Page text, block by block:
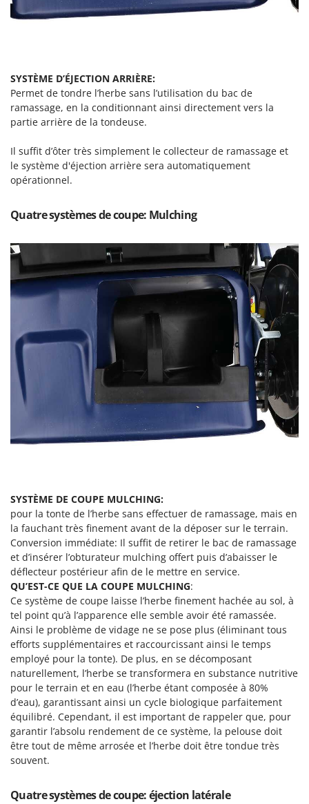
Stiga
T
Tecla
TecnoGen
Telwin
Tenco
Titania
Trev - Abrek - TecnoVIR
Trotec
U
Vesco
W
Waldner
Weber
WIDU
Wiper EcoRobot
Wolf Garten
Wortex
Worx
Y Yard Force
Z
Zanon
Zephir
ZGrills
Zodiac
Zomax
SYSTÈME D’ÉJECTION ARRIÈRE:
Permet de tondre l’herbe sans l’utilisation du bac de
ramassage, en la conditionnant ainsi directement vers la
partie arrière de la tondeuse.
Il suffit d’ôter très simplement le collecteur de ramassage et
le système d'éjection arrière sera automatiquement
opérationnel.
Quatre systèmes de coupe: Mulching
SYSTÈME DE COUPE MULCHING:
pour la tonte de l’herbe sans effectuer de ramassage, mais en
la fauchant très finement avant de la déposer sur le terrain.
Conversion immédiate: Il suffit de retirer le bac de ramassage
et d’insérer l’obturateur mulching offert puis d’abaisser le
déflecteur postérieur afin de le mettre en service.
QU’EST-CE QUE LA COUPE MULCHING:
Ce système de coupe laisse l’herbe finement hachée au sol, à
tel point qu’à l’apparence elle semble avoir été ramassée.
Ainsi le problème de vidage ne se pose plus (éliminant tous
efforts supplémentaires et raccourcissant ainsi le temps
employé pour la tonte). De plus, en se décomposant
naturellement, l’herbe se transformera en substance nutritive
pour le terrain et en eau (l’herbe étant composée à 80%
d’eau), garantissant ainsi un cycle biologique parfaitement
équilibré. Cependant, il est important de rappeler que, pour
garantir l’absolu rendement de ce système, la pelouse doit
être tout de même arrosée et l’herbe doit être tondue très
souvent.
Quatre systèmes de coupe: éjection latérale